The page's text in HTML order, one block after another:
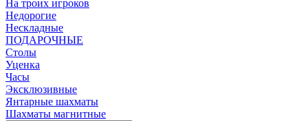
На троих игроков
Недорогие
Нескладные
ПОДАРОЧНЫЕ
Столы
Уценка
Часы
Эксклюзивные
Янтарные шахматы
Шахматы магнитные